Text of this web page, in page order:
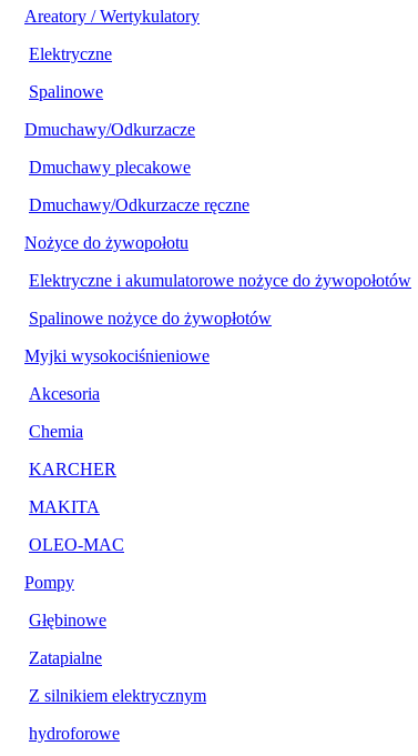
Areatory / Wertykulatory
Elektryczne
Spalinowe
Dmuchawy/Odkurzacze
Dmuchawy plecakowe
Dmuchawy/Odkurzacze ręczne
Nożyce do żywopołotu
Elektryczne i akumulatorowe nożyce do żywopołotów
Spalinowe nożyce do żywopłotów
Myjki wysokociśnieniowe
Akcesoria
Chemia
KARCHER
MAKITA
OLEO-MAC
Pompy
Głębinowe
Zatapialne
Z silnikiem elektrycznym
hydroforowe